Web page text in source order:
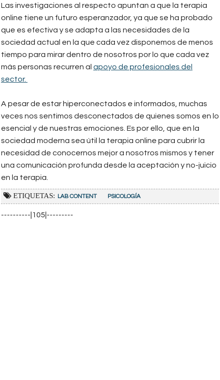
Las investigaciones al respecto apuntan a que la terapia
online tiene un futuro esperanzador, ya que se ha probado
que es efectiva y se adapta a las necesidades de la
sociedad actual en la que cada vez disponemos de menos
tiempo para mirar dentro de nosotros por lo que cada vez
más personas recurren al apoyo de profesionales del
sector.
A pesar de estar hiperconectados e informados, muchas
veces nos sentimos desconectados de quienes somos en lo
esencial y de nuestras emociones. Es por ello, que en la
sociedad moderna sea útil la terapia online para cubrir la
necesidad de conocernos mejor a nosotros mismos y tener
una comunicación profunda desde la aceptación y no-juicio
en la terapia.
ETIQUETAS: LAB CONTENT PSICOLOGÍA
----------|105|---------